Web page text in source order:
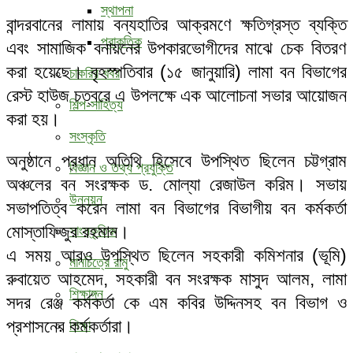
স্থাপনা
প্রাকৃতিক
চাকরির খবর
শিল্প-সাহিত্য
সংস্কৃতি
বিজ্ঞান ও তথ্য প্রযুক্তি
উন্নয়ন
সাংস্কৃতিক
মানচিত্রে রামু
শিক্ষাঙ্গন
শিক্ষা
বান্দরবানের লামায় বন্যহাতির আক্রমণে ক্ষতিগ্রস্ত ব্যক্তি
এবং সামাজিক বনায়নের উপকারভোগীদের মাঝে চেক বিতরণ
করা হয়েছে। বৃহস্পতিবার (১৫ জানুয়ারি) লামা বন বিভাগের
রেস্ট হাউজ চত্বরে এ উপলক্ষে এক আলোচনা সভার আয়োজন
করা হয়।
অনুষ্ঠানে প্রধান অতিথি হিসেবে উপস্থিত ছিলেন চট্টগ্রাম
অঞ্চলের বন সংরক্ষক ড. মোল্যা রেজাউল করিম। সভায়
সভাপতিত্ব করেন লামা বন বিভাগের বিভাগীয় বন কর্মকর্তা
মোস্তাফিজুর রহমান।
এ সময় আরও উপস্থিত ছিলেন সহকারী কমিশনার (ভূমি)
রুবায়েত আহমেদ, সহকারী বন সংরক্ষক মাসুদ আলম, লামা
সদর রেঞ্জ কর্মকর্তা কে এম কবির উদ্দিনসহ বন বিভাগ ও
প্রশাসনের কর্মকর্তারা।